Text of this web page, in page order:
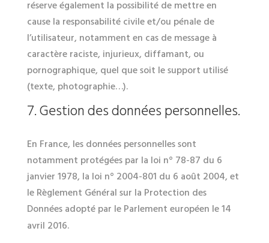
réserve également la possibilité de mettre en
cause la responsabilité civile et/ou pénale de
l’utilisateur, notamment en cas de message à
caractère raciste, injurieux, diffamant, ou
pornographique, quel que soit le support utilisé
(texte, photographie…).
7. Gestion des données personnelles.
En France, les données personnelles sont
notamment protégées par la loi n° 78-87 du 6
janvier 1978, la loi n° 2004-801 du 6 août 2004, et
le Règlement Général sur la Protection des
Données adopté par le Parlement européen le 14
avril 2016.